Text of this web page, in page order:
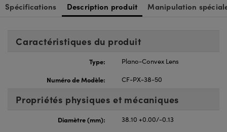
Spécifications Description produit Manipulation
Caractéristiques du produit
Type:
Plano-Convex Lens
Numéro de Modèle:
CF-PX-38-50
Propriétés physiques et mécaniques
Diamètre (mm):
38.10 +0.00/-0.13